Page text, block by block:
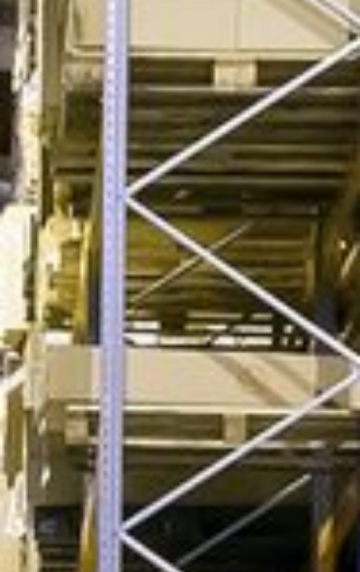
www.el.immo
Kalt- Warmlager gesucht?
Dann sind Sie hier genau richtig!
ZUR WEBSEITE
KONTAKT ZU UNS!